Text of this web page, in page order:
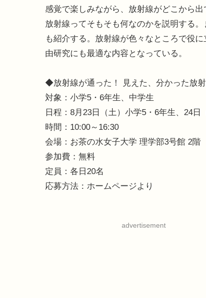
感覚で楽しみながら、放射線がどこから
放射線ってそもそも何なのかを説明する
も紹介する。放射線が色々なところで役
由研究にも最適な内容となっている。
◆放射線が通った！ 見えた、分かった放射
対象：小学5・6年生、中学生
日程：8月23日（土）小学5・6年生、24日
時間：10:00～16:30
会場：お茶の水女子大学 理学部3号館 2階
参加費：無料
定員：各日20名
応募方法：ホームページより
advertisement